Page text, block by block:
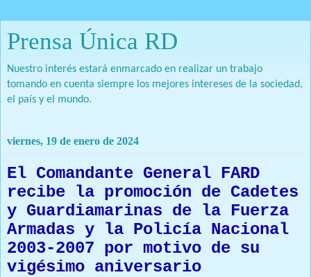
Prensa Única RD
Nuestro interés estará enmarcado en realizar un trabajo
tomando en cuenta siempre los mejores intereses de la sociedad,
el país y el mundo.
viernes, 19 de enero de 2024
El Comandante General FARD
recibe la promoción de Cadetes
y Guardiamarinas de la Fuerza
Armadas y la Policía Nacional
2003-2007 por motivo de su
vigésimo aniversario